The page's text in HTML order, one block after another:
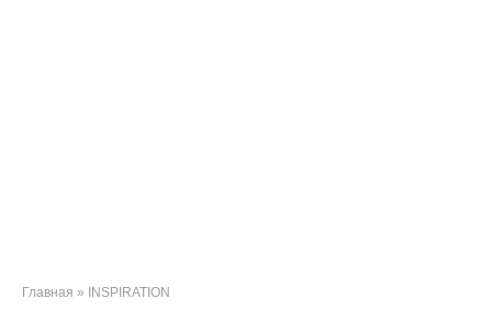
Главная » INSPIRATION